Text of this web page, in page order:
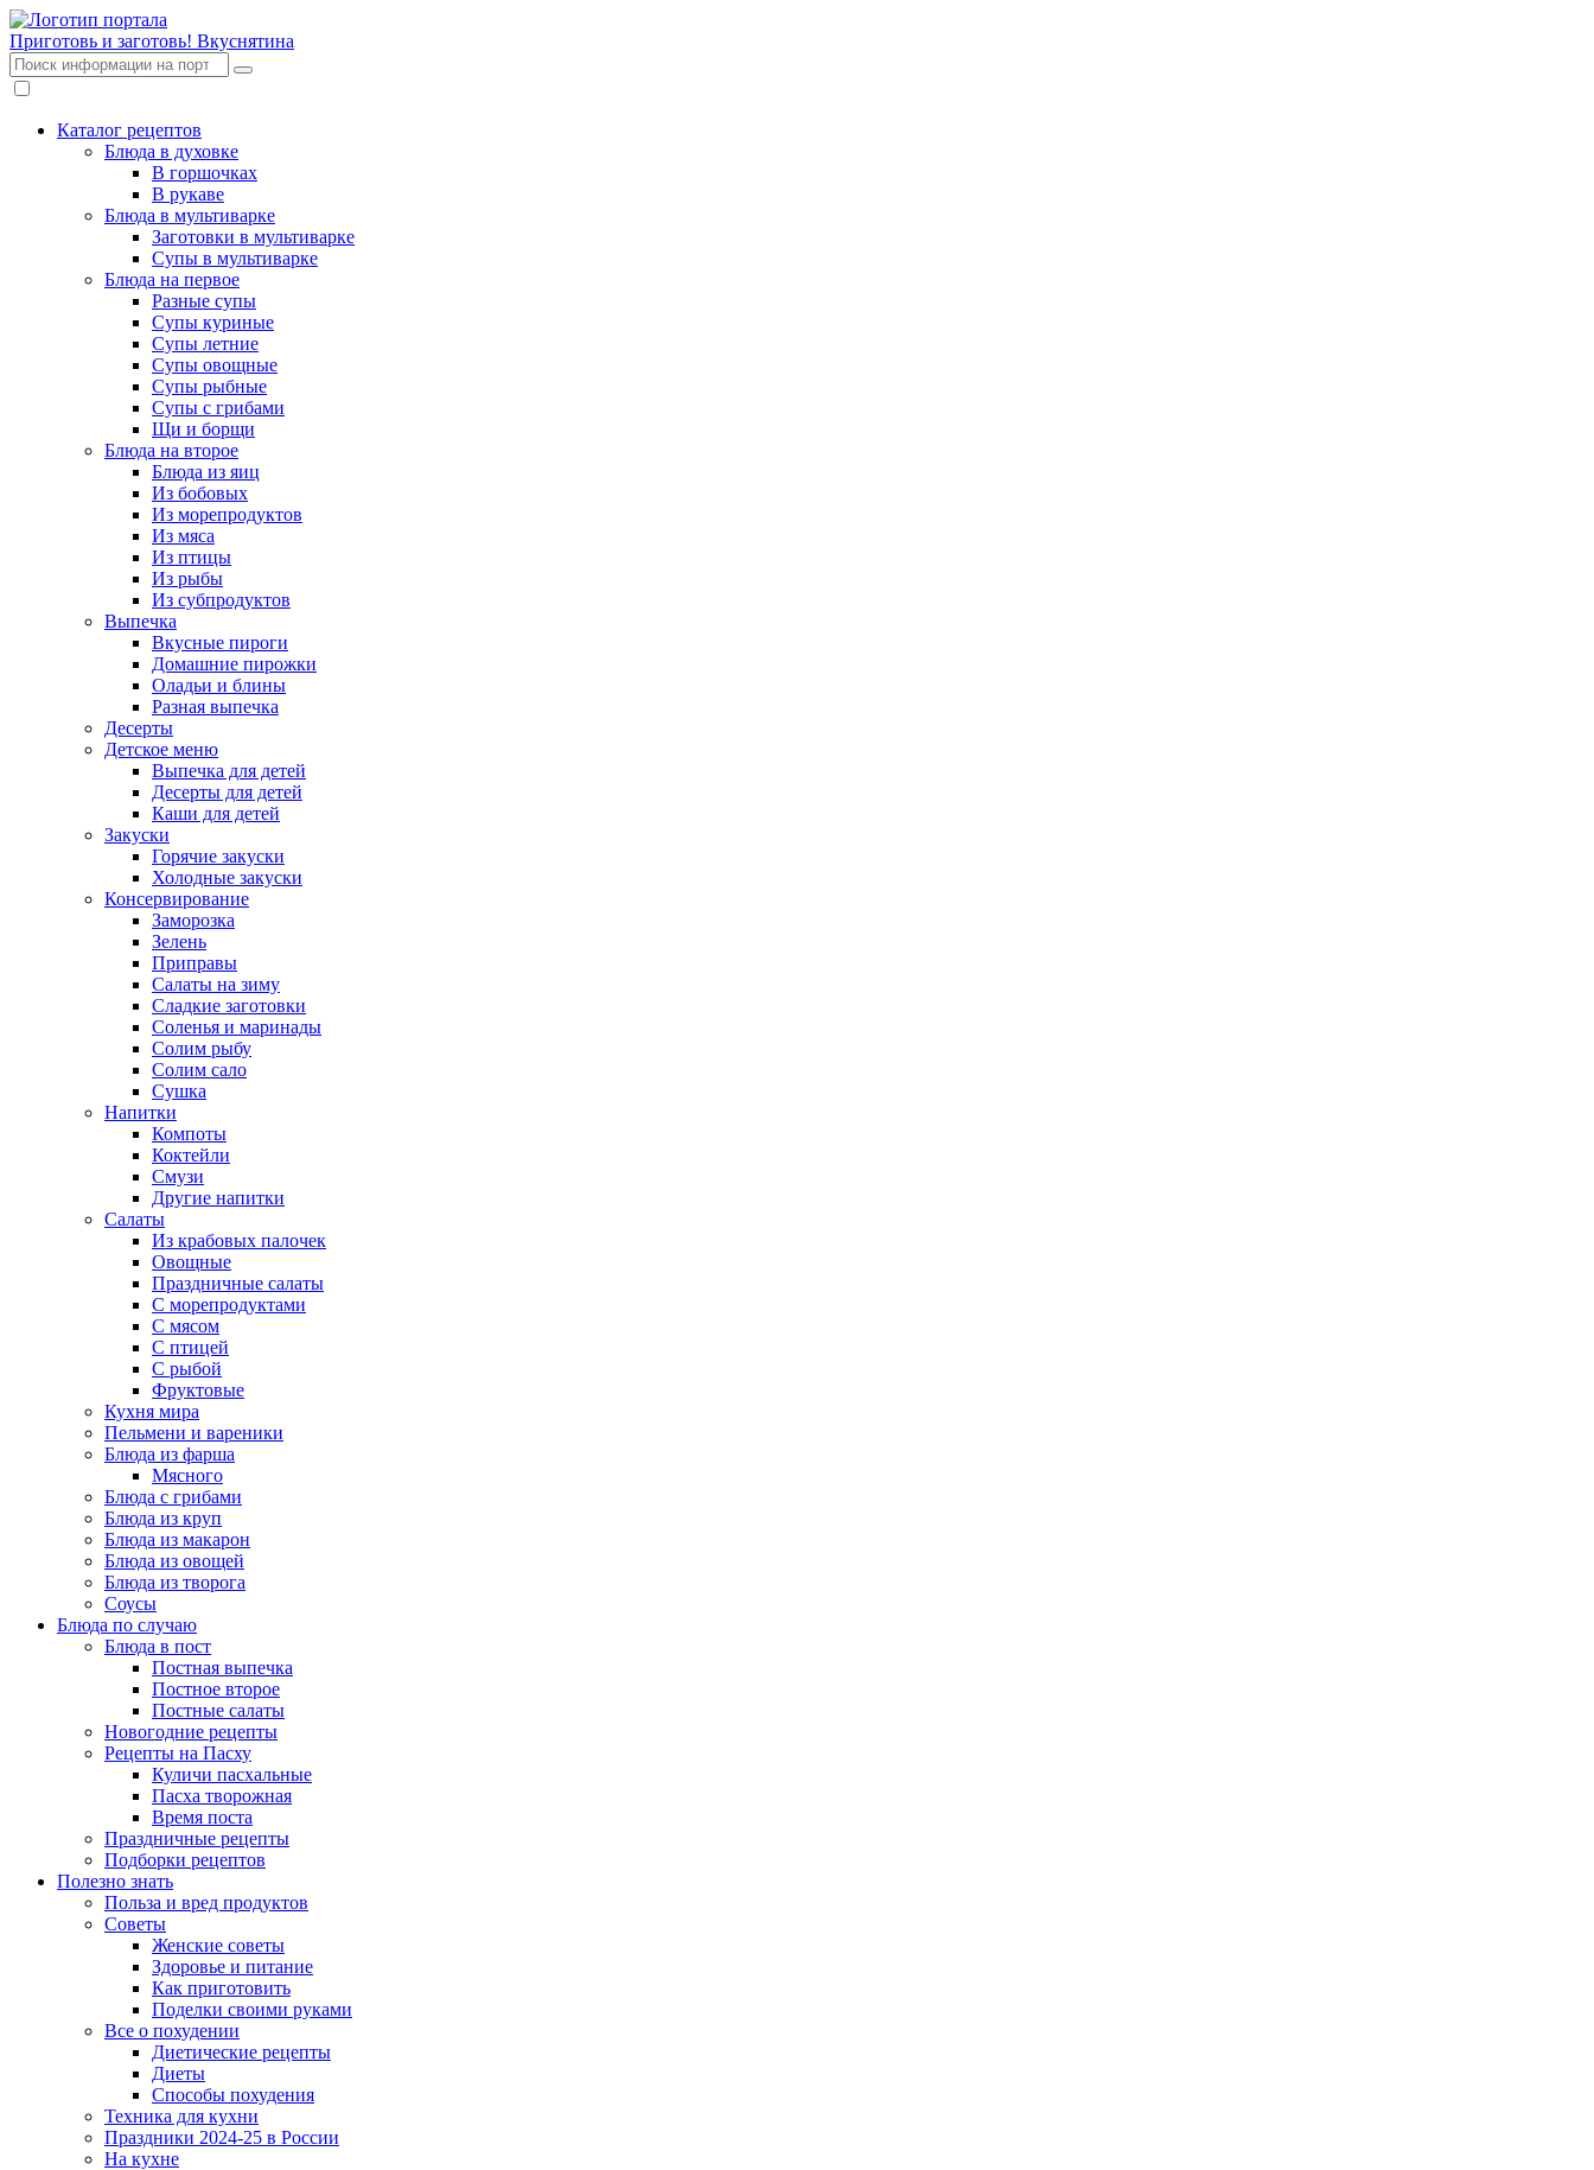
Приготовь и заготовь! Вкуснятина
Каталог рецептов
Блюда в духовке
В горшочках
В рукаве
Блюда в мультиварке
Заготовки в мультиварке
Супы в мультиварке
Блюда на первое
Разные супы
Супы куриные
Супы летние
Супы овощные
Супы рыбные
Супы с грибами
Щи и борщи
Блюда на второе
Блюда из яиц
Из бобовых
Из морепродуктов
Из мяса
Из птицы
Из рыбы
Из субпродуктов
Выпечка
Вкусные пироги
Домашние пирожки
Оладьи и блины
Разная выпечка
Десерты
Детское меню
Выпечка для детей
Десерты для детей
Каши для детей
Закуски
Горячие закуски
Холодные закуски
Консервирование
Заморозка
Зелень
Приправы
Салаты на зиму
Сладкие заготовки
Соленья и маринады
Солим рыбу
Солим сало
Сушка
Напитки
Компоты
Коктейли
Смузи
Другие напитки
Салаты
Из крабовых палочек
Овощные
Праздничные салаты
С морепродуктами
С мясом
С птицей
С рыбой
Фруктовые
Кухня мира
Пельмени и вареники
Блюда из фарша
Мясного
Блюда с грибами
Блюда из круп
Блюда из макарон
Блюда из овощей
Блюда из творога
Соусы
Блюда по случаю
Блюда в пост
Постная выпечка
Постное второе
Постные салаты
Новогодние рецепты
Рецепты на Пасху
Куличи пасхальные
Пасха творожная
Время поста
Праздничные рецепты
Подборки рецептов
Полезно знать
Польза и вред продуктов
Советы
Женские советы
Здоровье и питание
Как приготовить
Поделки своими руками
Все о похудении
Диетические рецепты
Диеты
Способы похудения
Техника для кухни
Праздники 2024-25 в России
На кухне